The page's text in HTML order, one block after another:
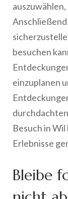
besuchen
einzuplanen
Besuch in
Erlebnisse
Bleibe